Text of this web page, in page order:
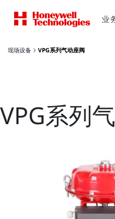
业
现场设备 VPG系列气动座阀
VPG系列